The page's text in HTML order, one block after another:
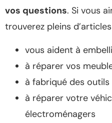
vos questions. Si vous
trouverez pleins
vous aident à
à réparer vos
à fabriqué des
à réparer votre
électroménagers